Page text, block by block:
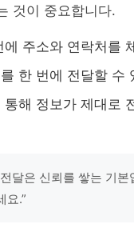
것이 중요합니다.
에 주소와 연락처를
한 번에 전달할 수
통해 정보가 제대로
달은 신뢰를 쌓는 기본
요.”